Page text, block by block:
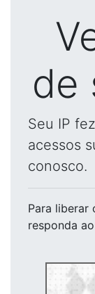
de
Seu IP
acessos
conosco.
Para liberar
responda